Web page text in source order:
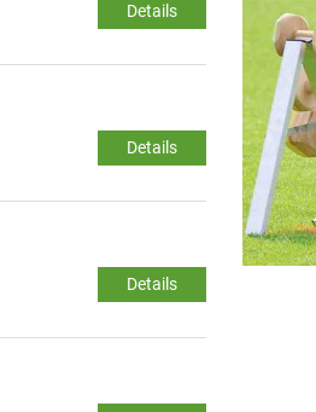
Details
Details
Details